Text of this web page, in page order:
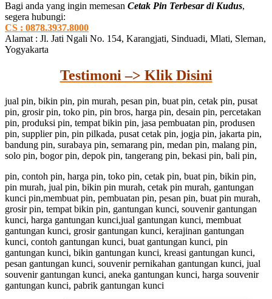
Bagi anda yang ingin memesan Cetak Pin Terbesar di Kudus,
segera hubungi:
CS : 0878.3937.8000
Alamat : Jl. Jati Ngali No. 154, Karangjati, Sinduadi, Mlati, Sleman,
Yogyakarta
Testimoni –> Klik Disini
jual pin, bikin pin, pin murah, pesan pin, buat pin, cetak pin, pusat
pin, grosir pin, toko pin, pin bros, harga pin, desain pin, percetakan
pin, produksi pin, tempat bikin pin, jasa pembuatan pin, produsen
pin, supplier pin, pin pilkada, pusat cetak pin, jogja pin, jakarta pin,
bandung pin, surabaya pin, semarang pin, medan pin, malang pin,
solo pin, bogor pin, depok pin, tangerang pin, bekasi pin, bali pin,
pin, contoh pin, harga pin, toko pin, cetak pin, buat pin, bikin pin,
pin murah, jual pin, bikin pin murah, cetak pin murah, gantungan
kunci pin,membuat pin, pembuatan pin, pesan pin, buat pin murah,
grosir pin, tempat bikin pin, gantungan kunci, souvenir gantungan
kunci, harga gantungan kunci,jual gantungan kunci, membuat
gantungan kunci, grosir gantungan kunci, kerajinan gantungan
kunci, contoh gantungan kunci, buat gantungan kunci, pin
gantungan kunci, bikin gantungan kunci, kreasi gantungan kunci,
pesan gantungan kunci, souvenir pernikahan gantungan kunci, jual
souvenir gantungan kunci, aneka gantungan kunci, harga souvenir
gantungan kunci, pabrik gantungan kunci